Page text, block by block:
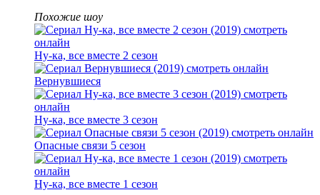
Похожие шоу
Ну-ка, все вместе 2 сезон
Вернувшиеся
Ну-ка, все вместе 3 сезон
Опасные связи 5 сезон
Ну-ка, все вместе 1 сезон